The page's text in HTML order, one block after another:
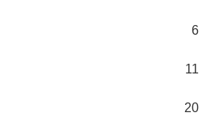
6
11
20